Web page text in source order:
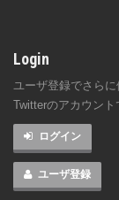
Login
ユーザ登録でさら
Twitterのアカウント
ログイン
ユーザ登録